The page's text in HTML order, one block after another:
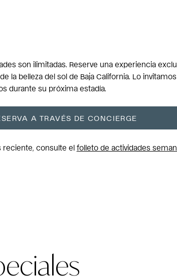
son ilimitadas. Reserve una experiencia
la belleza del sol de Baja California. Lo
durante su próxima estadía.
A TRAVÉS DE CONCIERGE
reciente, consulte el folleto de actividades